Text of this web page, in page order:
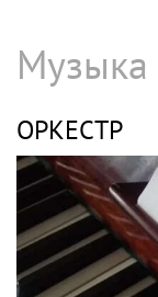
Музыка
ОРКЕСТР